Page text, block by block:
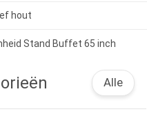
hout
Stand Buffet 65 inch
Alle